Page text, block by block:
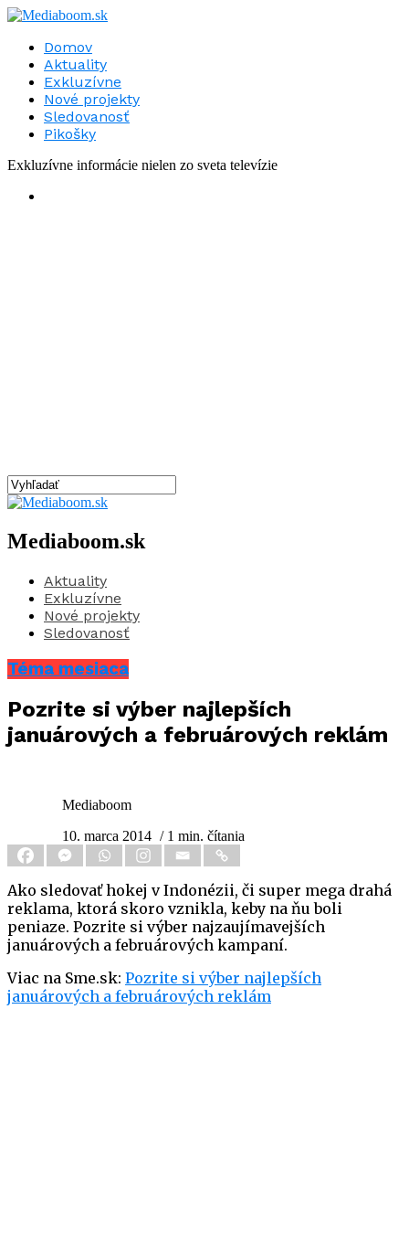
Domov
Aktuality
Exkluzívne
Nové projekty
Sledovanosť
Pikošky
Exkluzívne informácie nielen zo sveta televízie
Mediaboom.sk
Aktuality
Exkluzívne
Nové projekty
Sledovanosť
Téma mesiaca
Pozrite si výber najlepších
januárových a februárových reklám
Mediaboom
10. marca 2014 / 1 min. čítania
Ako sledovať hokej v Indonézii, či super mega drahá
reklama, ktorá skoro vznikla, keby na ňu boli
peniaze. Pozrite si výber najzaujímavejších
januárových a februárových kampaní.
Viac na Sme.sk: Pozrite si výber najlepších
januárových a februárových reklám